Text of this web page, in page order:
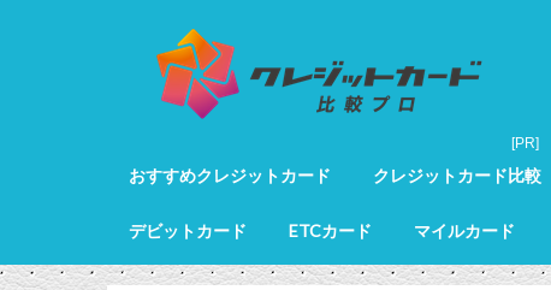
おすすめクレジットカード
クレジットカード全カードランキング
クレジットカードランキング
ゴールドカードランキング
プラチナカードランキング
ブラックカードランキング
クレジットカード比較
クレジットカード詳細
デビットカード
デビットカード比較
デビットカードランキング
ETCカード マイルカード
マイルカードランキング